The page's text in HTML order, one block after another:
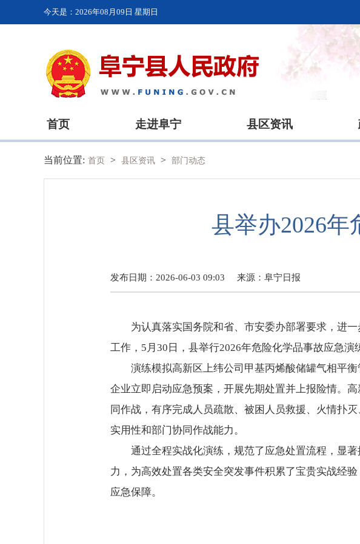
今天是： 2026年08月09日 星期日
首页 走进阜宁 县区资讯
当前位置: 首页 > 县区资讯 > 部门动态
县举办2026
发布日期：2026-06-03 09:03 来源： 阜宁日报
为认真落实国务院和省、市安委办部署要求，进
工作，5月30日，县举行2026年危险化学品事故应急演
演练模拟高新区上纬公司甲基丙烯酸储罐气相平
企业立即启动应急预案，开展先期处置并上报险情。
同作战，有序完成人员疏散、被困人员救援、火情扑
实用性和部门协同作战能力。
通过全程实战化演练，规范了应急处置流程，显
力，为高效处置各类安全突发事件积累了宝贵实战经
应急保障。